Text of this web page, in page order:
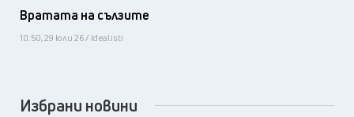
Вратата на сълзите
10:50, 29 юли 26 / Idealisti
Избрани новини